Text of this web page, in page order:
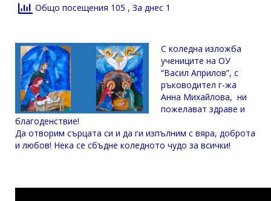
Общо посещения 105 , За днес 1
С коледна изложба
учениците на ОУ
“Васил Априлов”, с
ръководител г-жа
Анна Михайлова, ни
пожелават здраве и
благоденствие!
Да отворим сърцата си и да ги изпълним с вяра, доброта
и любов! Нека се сбъдне коледното чудо за всички!